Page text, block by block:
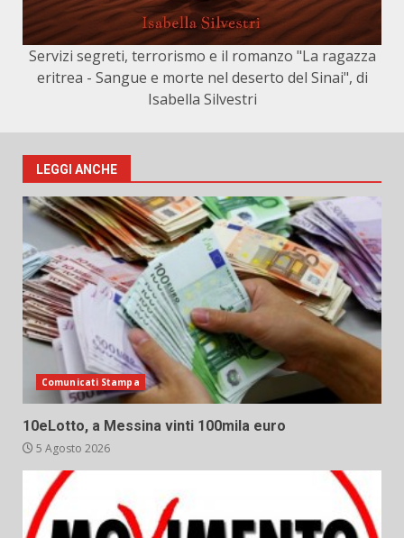
Servizi segreti, terrorismo e il romanzo "La ragazza
eritrea - Sangue e morte nel deserto del Sinai", di
Isabella Silvestri
LEGGI ANCHE
Comunicati Stampa
10eLotto, a Messina vinti 100mila euro
5 Agosto 2026